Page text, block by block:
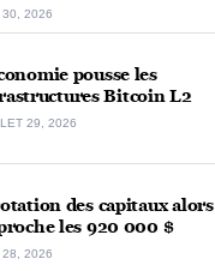
30, 2026
pousse les
Bitcoin L2
29, 2026
des capitaux alors
les 920 000 $
28, 2026